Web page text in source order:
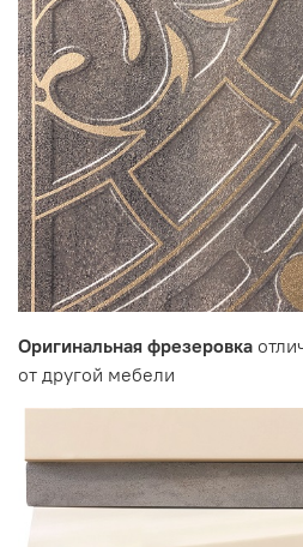
Цвет:
корпус - Кена
фасад - Белый Песок / Фреска
Производитель:
Оригинальная фрезеровка
от другой мебели